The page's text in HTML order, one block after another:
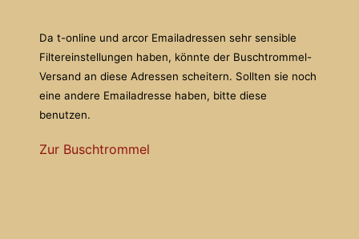
Da t-online und arcor Emailadressen sehr sensible
Filtereinstellungen haben, könnte der Buschtrommel-
Versand an diese Adressen scheitern. Sollten sie noch
eine andere Emailadresse haben, bitte diese
benutzen.
Zur Buschtrommel